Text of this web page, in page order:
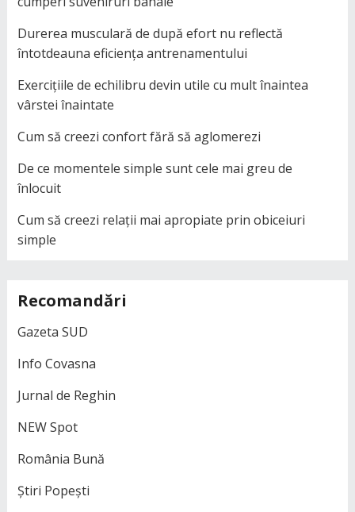
Durerea musculară de după efort nu reflectă
întotdeauna eficiența antrenamentului
Exercițiile de echilibru devin utile cu mult înaintea
vârstei înaintate
Cum să creezi confort fără să aglomerezi
De ce momentele simple sunt cele mai greu de
înlocuit
Cum să creezi relații mai apropiate prin obiceiuri
simple
Recomandări
Gazeta SUD
Info Covasna
Jurnal de Reghin
NEW Spot
România Bună
Știri Popești